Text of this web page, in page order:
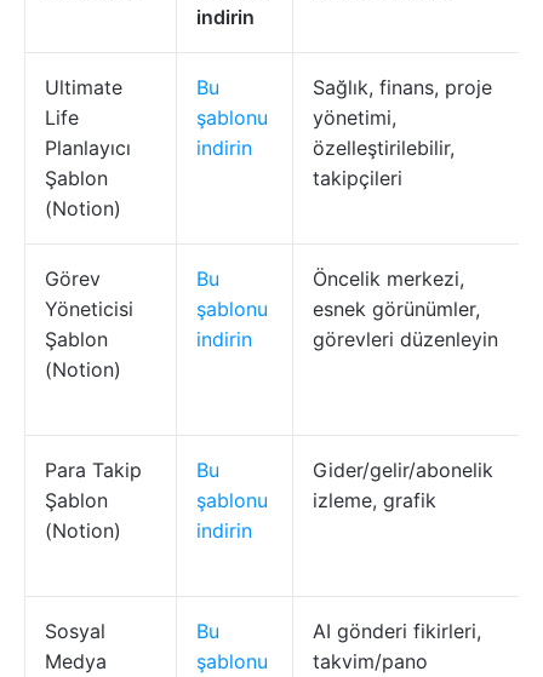
indirin
Ultimate
Life
Planlayıcı
Şablon
(Notion)
Bu
şablonu
indirin
Sağlık, finans, proje
yönetimi,
özelleştirilebilir,
takipçileri
Görev
Yöneticisi
Şablon
(Notion)
Bu
şablonu
indirin
Öncelik merkezi,
esnek görünümler,
görevleri düzenleyin
Para Takip
Şablon
(Notion)
Bu
şablonu
indirin
Gider/gelir/abonelik
izleme, grafik
Sosyal
Medya
Bu
şablonu
AI gönderi fikirleri,
takvim/pano